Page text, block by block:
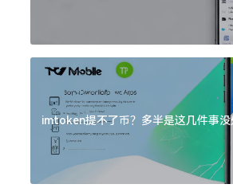
imtoken提不了币？多半是这几件事没